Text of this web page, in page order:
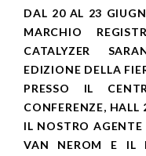
DAL 20 AL 23
MARCHIO
CATALYZER
EDIZIONE DELLA
PRESSO IL
CONFERENZE, HALL
IL NOSTRO AGENTE
VAN NEROM E IL